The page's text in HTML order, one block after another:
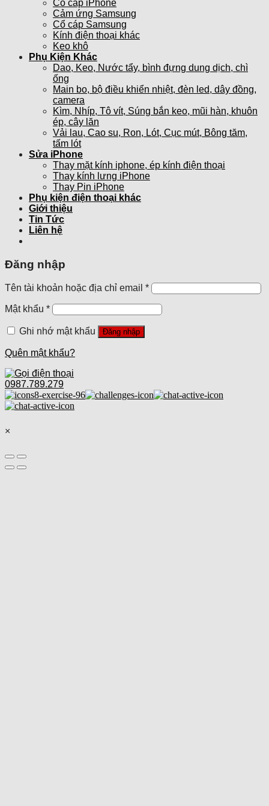
Cổ cáp iPhone
Cảm ứng Samsung
Cổ cáp Samsung
Kính điện thoại khác
Keo khô
Phụ Kiện Khác
Dao, Keo, Nước tẩy, bình đựng dung dịch, chì
ống
Main bo, bộ điều khiển nhiệt, đèn led, dây đồng,
camera
Kìm, Nhíp, Tô vít, Súng bắn keo, mũi hàn, khuôn
ép, cây lăn
Vải lau, Cao su, Ron, Lót, Cục mút, Bông tăm,
tấm lót
Sửa iPhone
Thay mặt kính iphone, ép kính điện thoại
Thay kính lưng iPhone
Thay Pin iPhone
Phụ kiện điện thoại khác
Giới thiệu
Tin Tức
Liên hệ
Đăng nhập
Tên tài khoản hoặc địa chỉ email *
Mật khẩu *
Ghi nhớ mật khẩu Đăng nhập
Quên mật khẩu?
0987.789.279
×